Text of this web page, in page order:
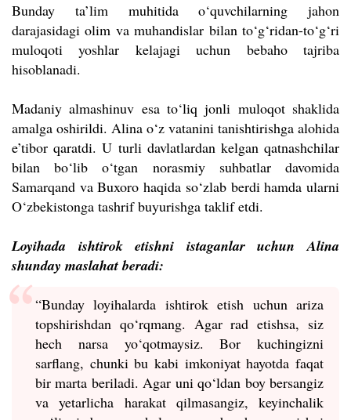
Bunday ta’lim muhitida o‘quvchilarning jahon
darajasidagi olim va muhandislar bilan to‘g‘ridan-to‘g‘ri
muloqoti yoshlar kelajagi uchun bebaho tajriba
hisoblanadi.
Madaniy almashinuv esa to‘liq jonli muloqot shaklida
amalga oshirildi. Alina o‘z vatanini tanishtirishga alohida
e’tibor qaratdi. U turli davlatlardan kelgan qatnashchilar
bilan bo‘lib o‘tgan norasmiy suhbatlar davomida
Samarqand va Buxoro haqida so‘zlab berdi hamda ularni
O‘zbekistonga tashrif buyurishga taklif etdi.
Loyihada ishtirok etishni istaganlar uchun Alina
shunday maslahat beradi:
“Bunday loyihalarda ishtirok etish uchun ariza
topshirishdan qo‘rqmang. Agar rad etishsa, siz
hech narsa yo‘qotmaysiz. Bor kuchingizni
sarflang, chunki bu kabi imkoniyat hayotda faqat
bir marta beriladi. Agar uni qo‘ldan boy bersangiz
va yetarlicha harakat qilmasangiz, keyinchalik